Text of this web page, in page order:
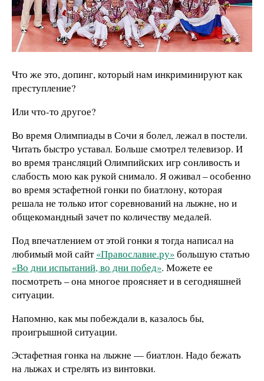
Что же это, допинг, который нам инкриминируют как
преступление?
Или что-то другое?
Во время Олимпиады в Сочи я болел, лежал в постели.
Читать быстро уставал. Больше смотрел телевизор. И
во время трансляций Олимпийских игр сонливость и
слабость мою как рукой снимало. Я оживал – особенно
во время эстафетной гонки по биатлону, которая
решала не только итог соревнований на лыжне, но и
общекомандный зачет по количеству медалей.
Под впечатлением от этой гонки я тогда написал на
любимый мой сайт«Православие.ру»большую статью
«Во дни испытаний, во дни побед». Можете ее
посмотреть – она многое проясняет и в сегодняшней
ситуации.
Напомню, как мы побеждали в, казалось бы,
проигрышной ситуации.
Эстафетная гонка на лыжне — биатлон. Надо бежать
на лыжах и стрелять из винтовки.